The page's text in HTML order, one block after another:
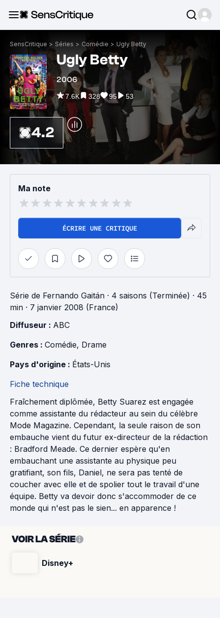
SensCritique > Séries > Comédie > Ugly Betty
Ugly Betty
2006
7.6K 328 95 53
4.2
Ma note
ÉCRIRE UNE CRITIQUE
Série de Fernando Gaitán · 4 saisons (Terminée) · 45
min · 7 janvier 2008 (France)
Diffuseur : ABC
Genres : Comédie, Drame
Pays d'origine : États-Unis
Fiche technique
Fraîchement diplômée, Betty Suarez est engagée
comme assistante du rédacteur au sein du célèbre
Mode Magazine. Cependant, la seule raison de son
embauche vient du futur ex-directeur de la rédaction
: Bradford Meade. Ce dernier espère qu'en
embauchant une assistante au physique peu
gratifiant, son fils, Daniel, ne sera pas tenté de
coucher avec elle et de spolier tout le travail d'une
équipe. Betty va devoir donc s'accommoder de ce
monde qui n'est pas le sien... en apparence !
VOIR LA SÉRIE
Disney+